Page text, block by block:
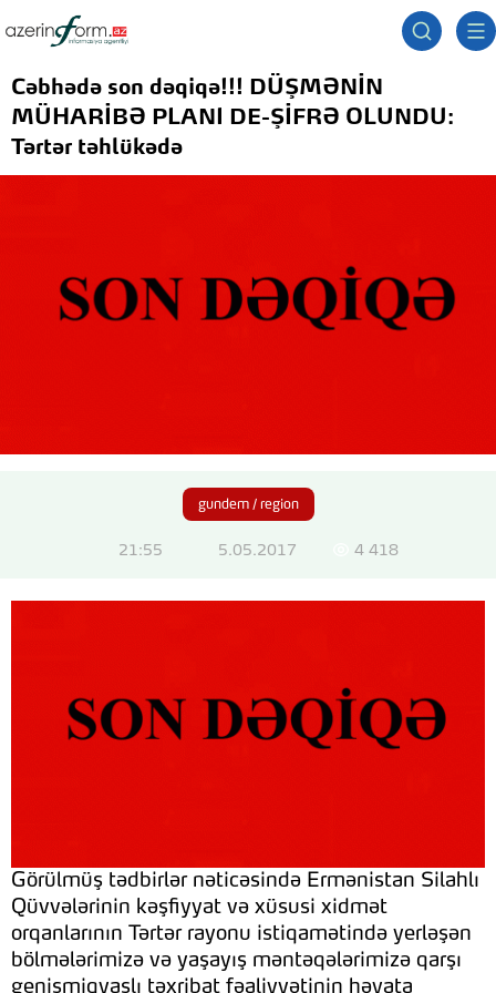
Cəbhədə son dəqiqə!!! DÜŞMƏNİN
MÜHARİBƏ PLANI DE-ŞİFRƏ OLUNDU:
Tərtər təhlükədə
gundem / region
21:55 5.05.2017 4 418
Görülmüş tədbirlər nəticəsində Ermənistan Silahlı
Qüvvələrinin kəşfiyyat və xüsusi xidmət
orqanlarının Tərtər rayonu istiqamətində yerləşən
bölmələrimizə və yaşayış məntəqələrimizə qarşı
genişmiqyaslı təxribat fəaliyyətinin həyata